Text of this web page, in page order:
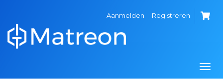
Aanmelden Registreren